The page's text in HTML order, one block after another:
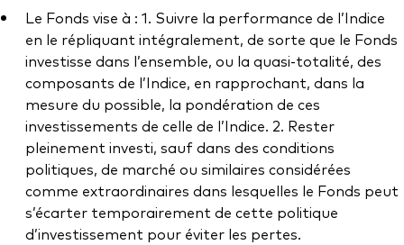
Le Fonds vise à : 1. Suivre la performance de l’Indice
en le répliquant intégralement, de sorte que le Fonds
investisse dans l’ensemble, ou la quasi-totalité, des
composants de l’Indice, en rapprochant, dans la
mesure du possible, la pondération de ces
investissements de celle de l’Indice. 2. Rester
pleinement investi, sauf dans des conditions
politiques, de marché ou similaires considérées
comme extraordinaires dans lesquelles le Fonds peut
s’écarter temporairement de cette politique
d’investissement pour éviter les pertes.